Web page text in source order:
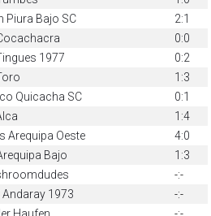
Piura Bajo SC
2:1
0:0
1977
0:2
1:3
Quicacha SC
0:1
1:4
Arequipa Oeste
4:0
Bajo
1:3
-:-
Andaray 1973
-:-
Haufen
-:-